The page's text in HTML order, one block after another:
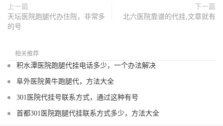
上一篇
天坛医院跑腿代办住院，非常多
的号
下一篇
北六医院靠谱的代挂,文章就有
相关推荐
积水潭医院跑腿代挂电话多少，一个办法解决
阜外医院黄牛跑腿代，方法大全
301医院代挂号联系方式，通过这种有号
首都301医院跑腿代挂联系方式多少，方法大全